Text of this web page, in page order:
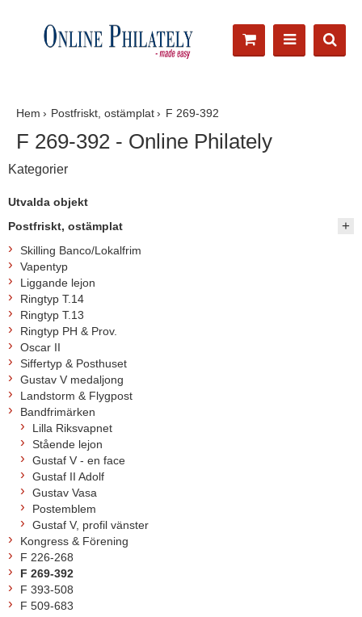
Hem Postfriskt, ostämplat F 269-392
F 269-392 - Online Philately
Kategorier
Utvalda objekt
Postfriskt, ostämplat
Skilling Banco/Lokalfrim
Vapentyp
Liggande lejon
Ringtyp T.14
Ringtyp T.13
Ringtyp PH & Prov.
Oscar II
Siffertyp & Posthuset
Gustav V medaljong
Landstorm & Flygpost
Bandfrimärken
Lilla Riksvapnet
Stående lejon
Gustaf V - en face
Gustaf II Adolf
Gustav Vasa
Postemblem
Gustaf V, profil vänster
Kongress & Förening
F 226-268
F 269-392
F 393-508
F 509-683